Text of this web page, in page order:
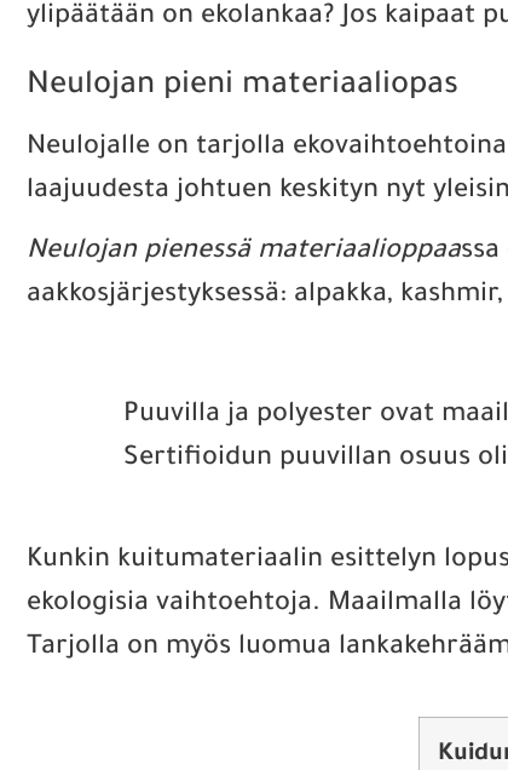
ylipäätään on ekolankaa? Jos kaipaat
Neulojan pieni materiaaliopas
Neulojalle on tarjolla
laajuudesta johtuen keskityn nyt
Neulojan pienessä materiaalioppaa
aakkosjärjestyksessä: alpakka,
Puuvilla ja polyester ovat
Sertifioidun puuvillan osuus oli
Kunkin kuitumateriaalin esittelyn
ekologisia vaihtoehtoja. Maailmalla
Tarjolla on myös luomua